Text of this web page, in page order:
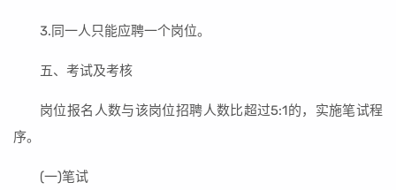
3.同一人只能应聘一个岗位。
五、考试及考核
岗位报名人数与该岗位招聘人数比超过5:1的，实施笔试程
序。
(一)笔试